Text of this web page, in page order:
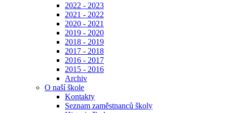
2022 - 2023
2021 - 2022
2020 - 2021
2019 - 2020
2018 - 2019
2017 - 2018
2016 - 2017
2015 - 2016
Archiv
O naší škole
Kontakty
Seznam zaměstnanců školy